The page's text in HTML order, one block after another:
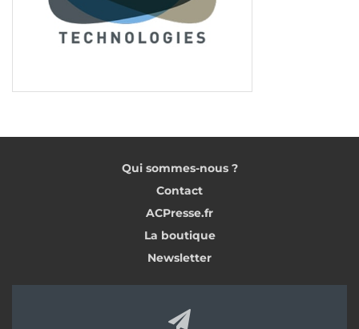
Qui sommes-nous ?
Contact
ACPresse.fr
La boutique
Newsletter